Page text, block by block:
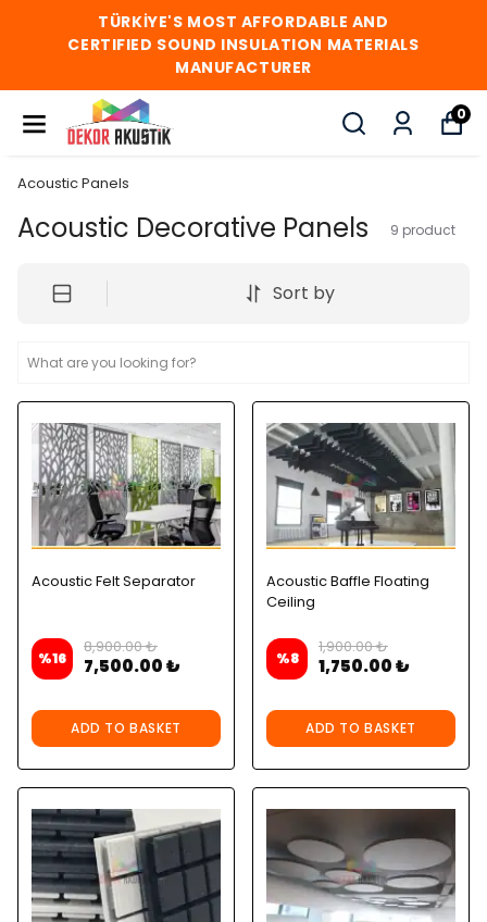
TÜRKİYE'S MOST AFFORDABLE AND
CERTIFIED SOUND INSULATION MATERIALS
MANUFACTURER
0
Acoustic Panels
Acoustic Decorative Panels 9 product
Sort by
Acoustic Felt Separator
%16
8,900.00 ₺
7,500.00 ₺
ADD TO BASKET
Acoustic Baffle Floating
Ceiling
%8
1,900.00 ₺
1,750.00 ₺
ADD TO BASKET